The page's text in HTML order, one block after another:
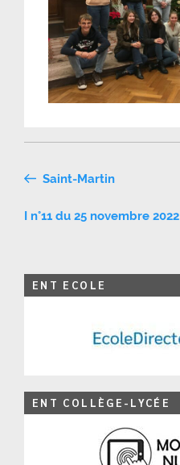
Navigation
de
Saint-Martin
I n°11 du 25 novembre 2022
ENT ECOLE
ENT COLLÈGE-LYCÉE